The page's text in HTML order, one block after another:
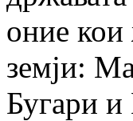
оние кои
земји:
Бугари и